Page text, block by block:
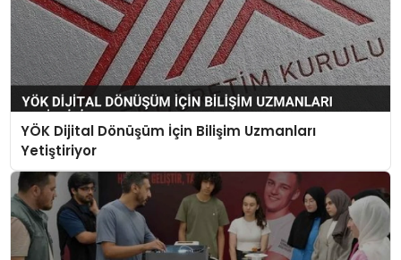
YÖK Dijital Dönüşüm İçin Bilişim Uzmanları
Yetiştiriyor